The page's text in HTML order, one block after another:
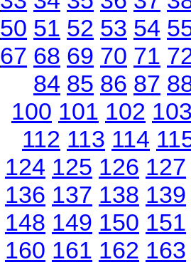
50 51 52 53 54
67 68 69 70 71
84 85 86 87
100 101 102
112 113 114
124 125 126 127
136 137 138 139
148 149 150 151
160 161 162 163